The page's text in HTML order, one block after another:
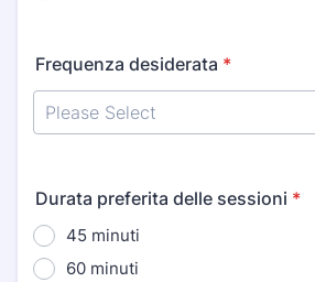
Frequenza desiderata *
Durata preferita delle sessioni *
45 minuti
60 minuti